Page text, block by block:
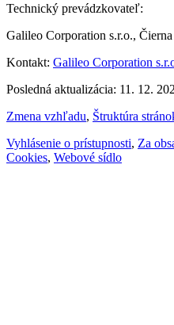
Technický prevádzkovateľ:
Galileo Corporation s.r.o.,
Kontakt: Galileo Corporation
Posledná aktualizácia: 11. 12.
Zmena vzhľadu, Štruktúra
Vyhlásenie o prístupnosti, Za
Cookies, Webové sídlo